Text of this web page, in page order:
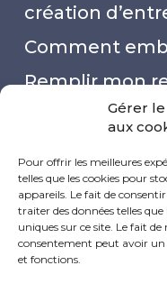
Gérer
aux
Pour offrir les meilleures
telles que les cookies pour
appareils. Le fait de
traiter des données telles
uniques sur ce site. Le fait
consentement peut avoir un
et fonctions.
création
Comment
Remplir mon
mode d’emploi
Quel est le
professions
entreprise ?